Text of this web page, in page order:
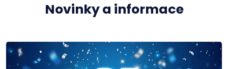
Novinky a informace